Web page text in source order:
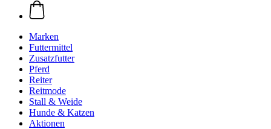
Marken
Futtermittel
Zusatzfutter
Pferd
Reiter
Reitmode
Stall & Weide
Hunde & Katzen
Aktionen